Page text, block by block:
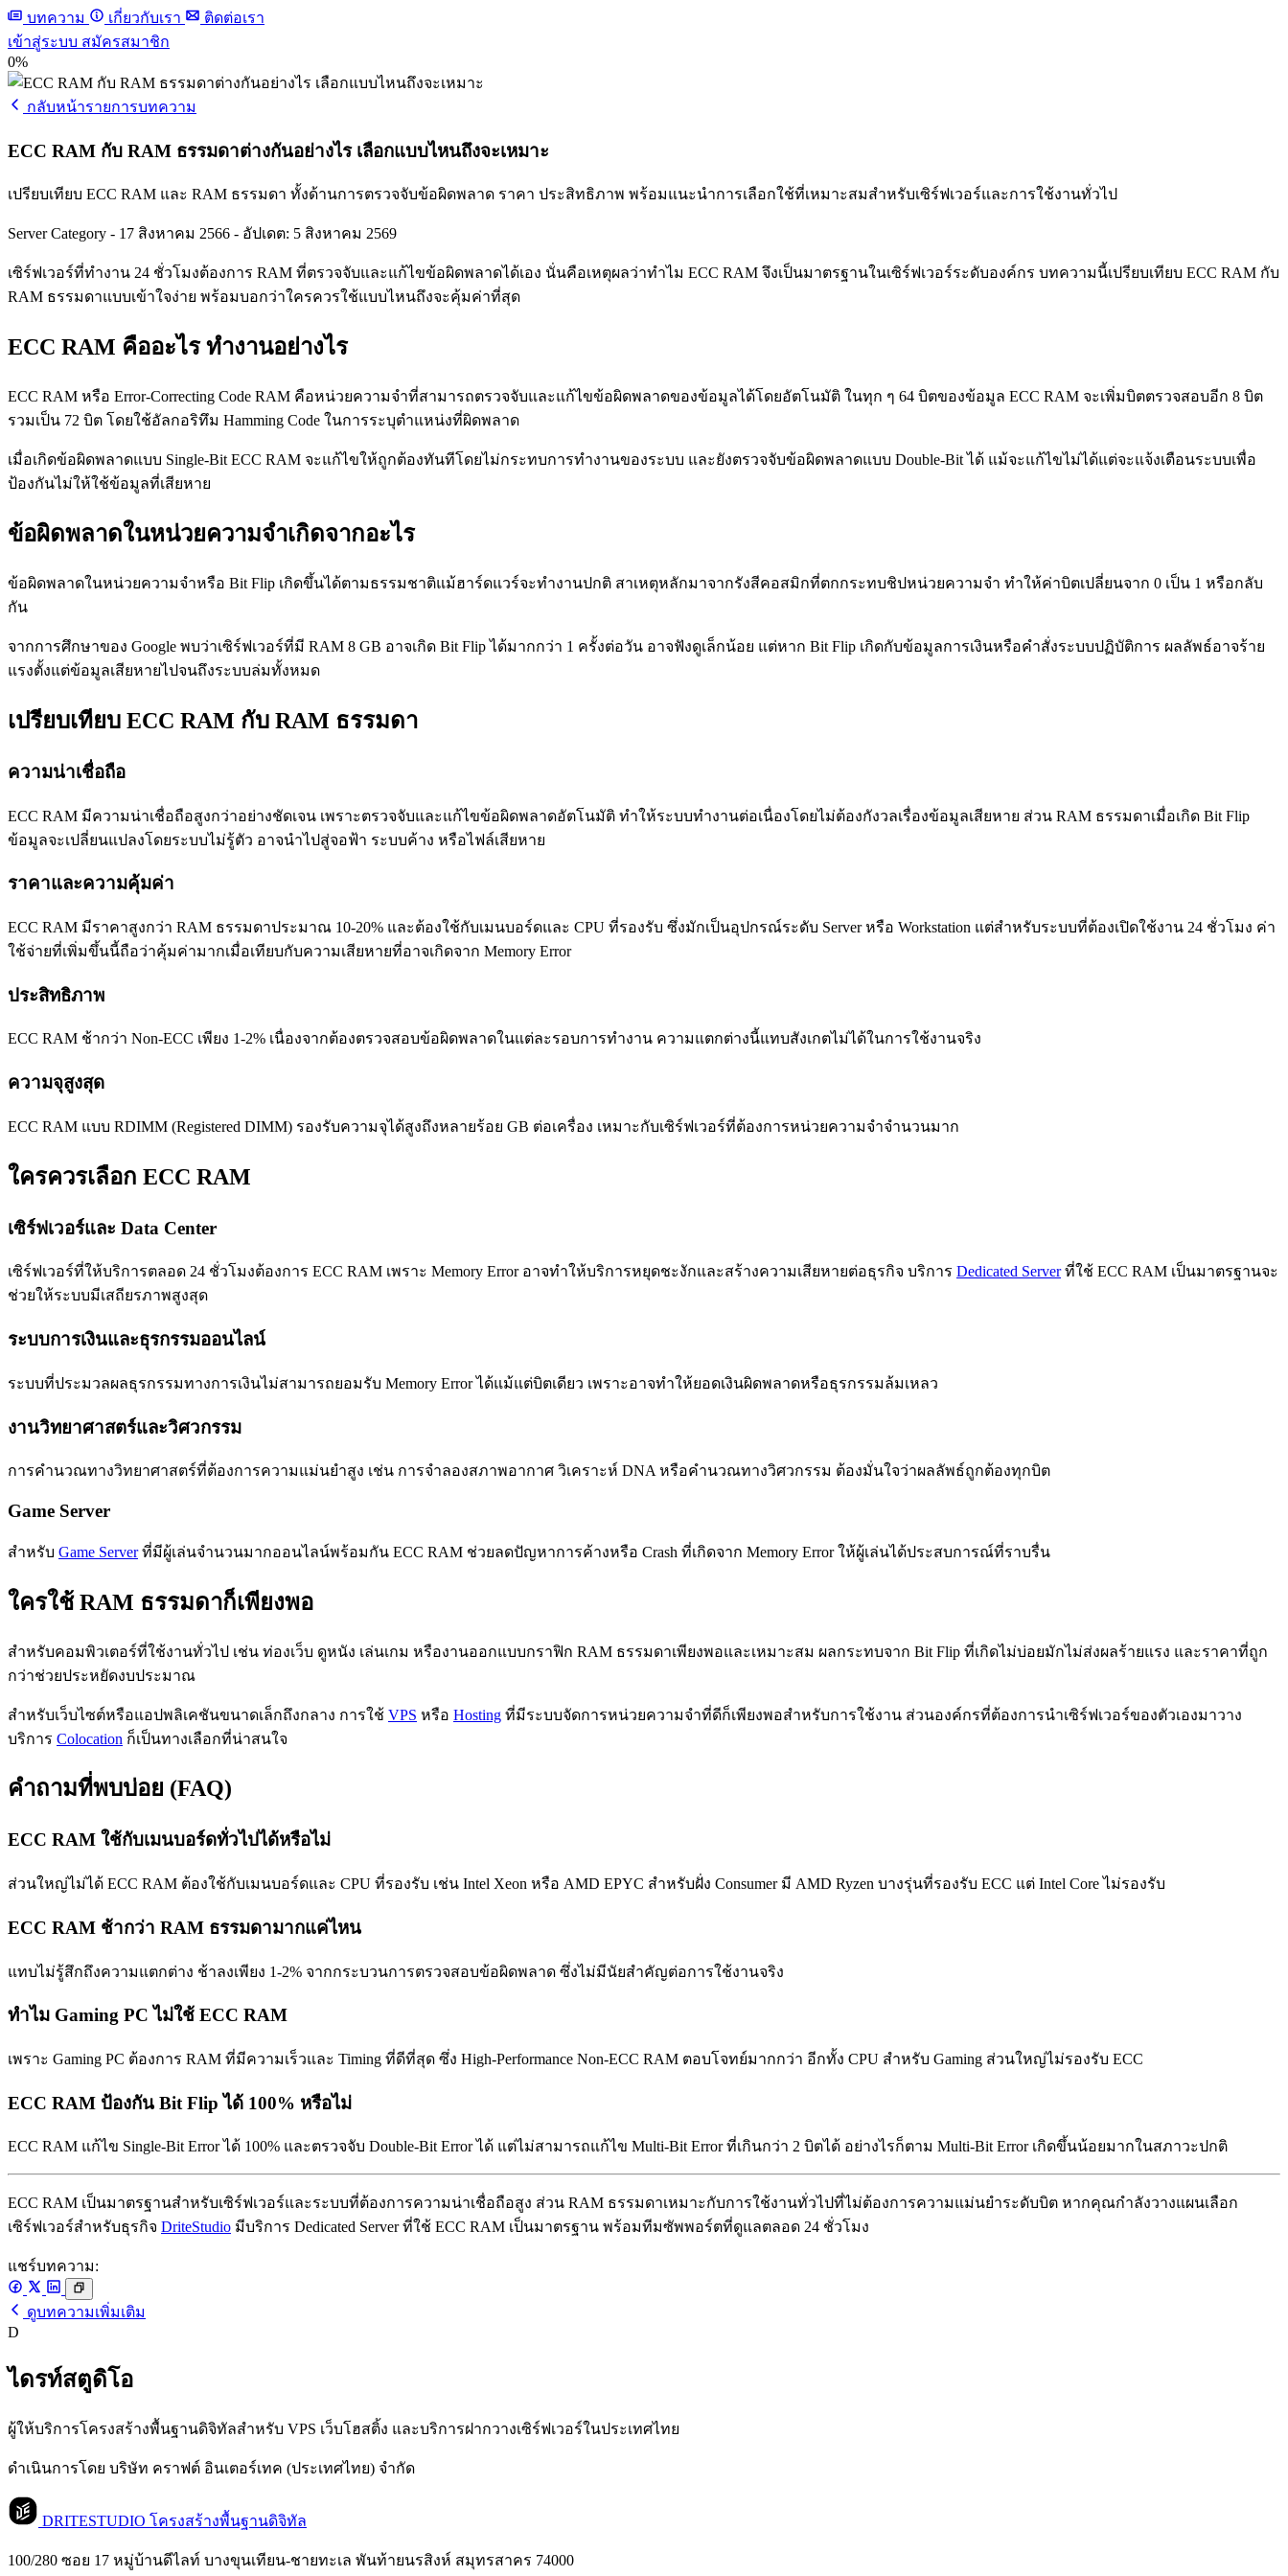
บทความ
เกี่ยวกับเรา
ติดต่อเรา
เข้าสู่ระบบ สมัครสมาชิก
0%
กลับหน้ารายการบทความ
ECC RAM กับ RAM ธรรมดาต่างกันอย่างไร เลือกแบบไหนถึงจะเหมาะ
เปรียบเทียบ ECC RAM และ RAM ธรรมดา ทั้งด้านการตรวจจับข้อผิดพลาด ราคา ประสิทธิภาพ พร้อมแนะนำการเลือกใช้ที่เหมาะสมสำหรับเซิร์ฟเวอร์และการใช้งานทั่วไป
Server Category - 17 สิงหาคม 2566 - อัปเดต: 5 สิงหาคม 2569
เซิร์ฟเวอร์ที่ทำงาน 24 ชั่วโมงต้องการ RAM ที่ตรวจจับและแก้ไขข้อผิดพลาดได้เอง นั่นคือเหตุผลว่าทำไม ECC RAM จึงเป็นมาตรฐานในเซิร์ฟเวอร์ระดับองค์กร บทความนี้เปรียบเทียบ ECC RAM กับ
RAM ธรรมดาแบบเข้าใจง่าย พร้อมบอกว่าใครควรใช้แบบไหนถึงจะคุ้มค่าที่สุด
ECC RAM คืออะไร ทำงานอย่างไร
ECC RAM หรือ Error-Correcting Code RAM คือหน่วยความจำที่สามารถตรวจจับและแก้ไขข้อผิดพลาดของข้อมูลได้โดยอัตโนมัติ ในทุก ๆ 64 บิตของข้อมูล ECC RAM จะเพิ่มบิตตรวจสอบอีก 8 บิต
รวมเป็น 72 บิต โดยใช้อัลกอริทึม Hamming Code ในการระบุตำแหน่งที่ผิดพลาด
เมื่อเกิดข้อผิดพลาดแบบ Single-Bit ECC RAM จะแก้ไขให้ถูกต้องทันทีโดยไม่กระทบการทำงานของระบบ และยังตรวจจับข้อผิดพลาดแบบ Double-Bit ได้ แม้จะแก้ไขไม่ได้แต่จะแจ้งเตือนระบบเพื่อ
ป้องกันไม่ให้ใช้ข้อมูลที่เสียหาย
ข้อผิดพลาดในหน่วยความจำเกิดจากอะไร
ข้อผิดพลาดในหน่วยความจำหรือ Bit Flip เกิดขึ้นได้ตามธรรมชาติแม้ฮาร์ดแวร์จะทำงานปกติ สาเหตุหลักมาจากรังสีคอสมิกที่ตกกระทบชิปหน่วยความจำ ทำให้ค่าบิตเปลี่ยนจาก 0 เป็น 1 หรือกลับ
กัน
จากการศึกษาของ Google พบว่าเซิร์ฟเวอร์ที่มี RAM 8 GB อาจเกิด Bit Flip ได้มากกว่า 1 ครั้งต่อวัน อาจฟังดูเล็กน้อย แต่หาก Bit Flip เกิดกับข้อมูลการเงินหรือคำสั่งระบบปฏิบัติการ ผลลัพธ์อาจร้าย
แรงตั้งแต่ข้อมูลเสียหายไปจนถึงระบบล่มทั้งหมด
เปรียบเทียบ ECC RAM กับ RAM ธรรมดา
ความน่าเชื่อถือ
ECC RAM มีความน่าเชื่อถือสูงกว่าอย่างชัดเจน เพราะตรวจจับและแก้ไขข้อผิดพลาดอัตโนมัติ ทำให้ระบบทำงานต่อเนื่องโดยไม่ต้องกังวลเรื่องข้อมูลเสียหาย ส่วน RAM ธรรมดาเมื่อเกิด Bit Flip
ข้อมูลจะเปลี่ยนแปลงโดยระบบไม่รู้ตัว อาจนำไปสู่จอฟ้า ระบบค้าง หรือไฟล์เสียหาย
ราคาและความคุ้มค่า
ECC RAM มีราคาสูงกว่า RAM ธรรมดาประมาณ 10-20% และต้องใช้กับเมนบอร์ดและ CPU ที่รองรับ ซึ่งมักเป็นอุปกรณ์ระดับ Server หรือ Workstation แต่สำหรับระบบที่ต้องเปิดใช้งาน 24 ชั่วโมง ค่า
ใช้จ่ายที่เพิ่มขึ้นนี้ถือว่าคุ้มค่ามากเมื่อเทียบกับความเสียหายที่อาจเกิดจาก Memory Error
ประสิทธิภาพ
ECC RAM ช้ากว่า Non-ECC เพียง 1-2% เนื่องจากต้องตรวจสอบข้อผิดพลาดในแต่ละรอบการทำงาน ความแตกต่างนี้แทบสังเกตไม่ได้ในการใช้งานจริง
ความจุสูงสุด
ECC RAM แบบ RDIMM (Registered DIMM) รองรับความจุได้สูงถึงหลายร้อย GB ต่อเครื่อง เหมาะกับเซิร์ฟเวอร์ที่ต้องการหน่วยความจำจำนวนมาก
ใครควรเลือก ECC RAM
เซิร์ฟเวอร์และ Data Center
เซิร์ฟเวอร์ที่ให้บริการตลอด 24 ชั่วโมงต้องการ ECC RAM เพราะ Memory Error อาจทำให้บริการหยุดชะงักและสร้างความเสียหายต่อธุรกิจ บริการ Dedicated Serverที่ใช้ ECC RAM เป็นมาตรฐานจะ
ช่วยให้ระบบมีเสถียรภาพสูงสุด
ระบบการเงินและธุรกรรมออนไลน์
ระบบที่ประมวลผลธุรกรรมทางการเงินไม่สามารถยอมรับ Memory Error ได้แม้แต่บิตเดียว เพราะอาจทำให้ยอดเงินผิดพลาดหรือธุรกรรมล้มเหลว
งานวิทยาศาสตร์และวิศวกรรม
การคำนวณทางวิทยาศาสตร์ที่ต้องการความแม่นยำสูง เช่น การจำลองสภาพอากาศ วิเคราะห์ DNA หรือคำนวณทางวิศวกรรม ต้องมั่นใจว่าผลลัพธ์ถูกต้องทุกบิต
Game Server
สำหรับ Game Serverที่มีผู้เล่นจำนวนมากออนไลน์พร้อมกัน ECC RAM ช่วยลดปัญหาการค้างหรือ Crash ที่เกิดจาก Memory Error ให้ผู้เล่นได้ประสบการณ์ที่ราบรื่น
ใครใช้ RAM ธรรมดาก็เพียงพอ
สำหรับคอมพิวเตอร์ที่ใช้งานทั่วไป เช่น ท่องเว็บ ดูหนัง เล่นเกม หรืองานออกแบบกราฟิก RAM ธรรมดาเพียงพอและเหมาะสม ผลกระทบจาก Bit Flip ที่เกิดไม่บ่อยมักไม่ส่งผลร้ายแรง และราคาที่ถูก
กว่าช่วยประหยัดงบประมาณ
สำหรับเว็บไซต์หรือแอปพลิเคชันขนาดเล็กถึงกลาง การใช้ VPS หรือ Hosting ที่มีระบบจัดการหน่วยความจำที่ดีก็เพียงพอสำหรับการใช้งาน ส่วนองค์กรที่ต้องการนำเซิร์ฟเวอร์ของตัวเองมาวาง
บริการ Colocation ก็เป็นทางเลือกที่น่าสนใจ
คำถามที่พบบ่อย (FAQ)
ECC RAM ใช้กับเมนบอร์ดทั่วไปได้หรือไม่
ส่วนใหญ่ไม่ได้ ECC RAM ต้องใช้กับเมนบอร์ดและ CPU ที่รองรับ เช่น Intel Xeon หรือ AMD EPYC สำหรับฝั่ง Consumer มี AMD Ryzen บางรุ่นที่รองรับ ECC แต่ Intel Core ไม่รองรับ
ECC RAM ช้ากว่า RAM ธรรมดามากแค่ไหน
แทบไม่รู้สึกถึงความแตกต่าง ช้าลงเพียง 1-2% จากกระบวนการตรวจสอบข้อผิดพลาด ซึ่งไม่มีนัยสำคัญต่อการใช้งานจริง
ทำไม Gaming PC ไม่ใช้ ECC RAM
เพราะ Gaming PC ต้องการ RAM ที่มีความเร็วและ Timing ที่ดีที่สุด ซึ่ง High-Performance Non-ECC RAM ตอบโจทย์มากกว่า อีกทั้ง CPU สำหรับ Gaming ส่วนใหญ่ไม่รองรับ ECC
ECC RAM ป้องกัน Bit Flip ได้ 100% หรือไม่
ECC RAM แก้ไข Single-Bit Error ได้ 100% และตรวจจับ Double-Bit Error ได้ แต่ไม่สามารถแก้ไข Multi-Bit Error ที่เกินกว่า 2 บิตได้ อย่างไรก็ตาม Multi-Bit Error เกิดขึ้นน้อยมากในสภาวะปกติ
ECC RAM เป็นมาตรฐานสำหรับเซิร์ฟเวอร์และระบบที่ต้องการความน่าเชื่อถือสูง ส่วน RAM ธรรมดาเหมาะกับการใช้งานทั่วไปที่ไม่ต้องการความแม่นยำระดับบิต หากคุณกำลังวางแผนเลือก
เซิร์ฟเวอร์สำหรับธุรกิจ DriteStudio มีบริการ Dedicated Server ที่ใช้ ECC RAM เป็นมาตรฐาน พร้อมทีมซัพพอร์ตที่ดูแลตลอด 24 ชั่วโมง
แชร์บทความ:
ดูบทความเพิ่มเติม
D
ไดรท์สตูดิโอ
ผู้ให้บริการโครงสร้างพื้นฐานดิจิทัลสำหรับ VPS เว็บโฮสติ้ง และบริการฝากวางเซิร์ฟเวอร์ในประเทศไทย
ดำเนินการโดย บริษัท คราฟต์ อินเตอร์เทค (ประเทศไทย) จำกัด
DRITESTUDIO โครงสร้างพื้นฐานดิจิทัล
100/280 ซอย 17 หมู่บ้านดีไลท์ บางขุนเทียน-ชายทะเล พันท้ายนรสิงห์ สมุทรสาคร 74000